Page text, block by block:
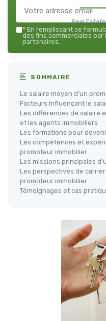
Real
* En remplissant ce
des fins commerciales par
partenaires.
SOMMAIRE
Le salaire moyen d’un
Facteurs influençant le
Les différences de salaire
et les agents immobiliers
Les formations pour
Les compétences et
promoteur immobilier
Les missions principales
Les perspectives de
promoteur immobilier
Témoignages et cas